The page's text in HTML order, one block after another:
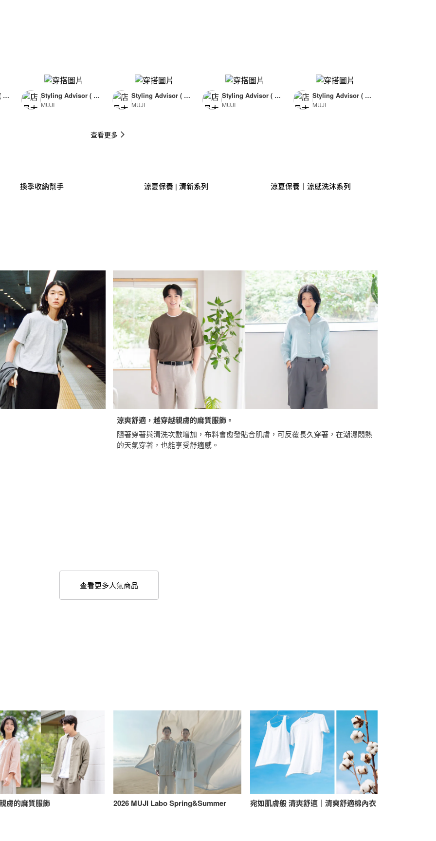
查看更多
F
Styling Advisor ( F
or Man )
MUJI
Styling Advisor ( F
or Man )
MUJI
Styling Advisor ( F
or Woman )
MUJI
Styling Advisor ( F
or Man )
MUJI
換季收納幫手 涼夏保養 | 清新系列 涼夏保養｜涼感洗沐系列
涼爽舒適，越穿越親膚的麻質服飾。
隨著穿著與清洗次數增加，布料會愈發貼合肌膚，可反覆長久穿著，在潮濕悶熱
的天氣穿著，也能享受舒適感。
查看更多人氣商品
膚的麻質服飾 2026 MUJI Labo Spring&Summer 宛如肌膚般 清爽舒適｜清爽舒適棉內衣